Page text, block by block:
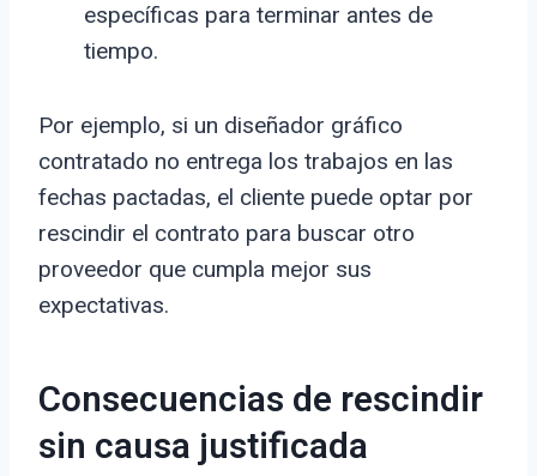
específicas para terminar antes de
tiempo.
Por ejemplo, si un diseñador gráfico
contratado no entrega los trabajos en las
fechas pactadas, el cliente puede optar por
rescindir el contrato para buscar otro
proveedor que cumpla mejor sus
expectativas.
Consecuencias de rescindir
sin causa justificada